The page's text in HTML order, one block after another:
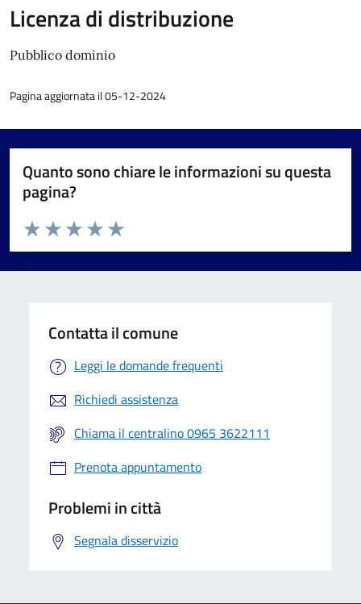
Licenza di distribuzione
Pubblico dominio
Pagina aggiornata il 05-12-2024
Quanto sono chiare le informazioni su questa
pagina?
Valuta da 1 a 5 stelle la pagina
Valuta 5 stelle su 5
Valuta 4 stelle su 5
Valuta 3 stelle su 5
Valuta 2 stelle su 5
Valuta 1 stelle su 5
Contatta il comune
Leggi le domande frequenti
Richiedi assistenza
Chiama il centralino 0965 3622111
Prenota appuntamento
Problemi in città
Segnala disservizio